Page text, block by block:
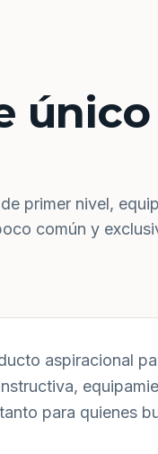
único
primer nivel,
común y
aspiracional
para quienes